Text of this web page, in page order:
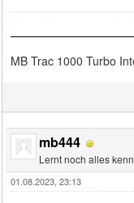
MB Trac 1000 Turbo
mb444
Lernt noch alles
01.08.2023, 23:13